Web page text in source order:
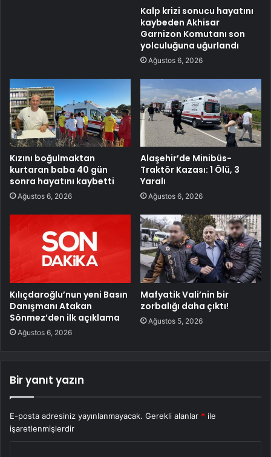
Kalp krizi sonucu hayatını
kaybeden Akhisar
Garnizon Komutanı son
yolculuğuna uğurlandı
Ağustos 6, 2026
Kızını boğulmaktan
kurtaran baba 40 gün
sonra hayatını kaybetti
Ağustos 6, 2026
Alaşehir’de Minibüs-
Traktör Kazası: 1 Ölü, 3
Yaralı
Ağustos 6, 2026
Kılıçdaroğlu’nun yeni Basın
Danışmanı Atakan
Sönmez’den ilk açıklama
Ağustos 6, 2026
Mafyatik Vali’nin bir
zorbalığı daha çıktı!
Ağustos 5, 2026
Bir yanıt yazın
E-posta adresiniz yayınlanmayacak. Gerekli alanlar * ile
işaretlenmişlerdir